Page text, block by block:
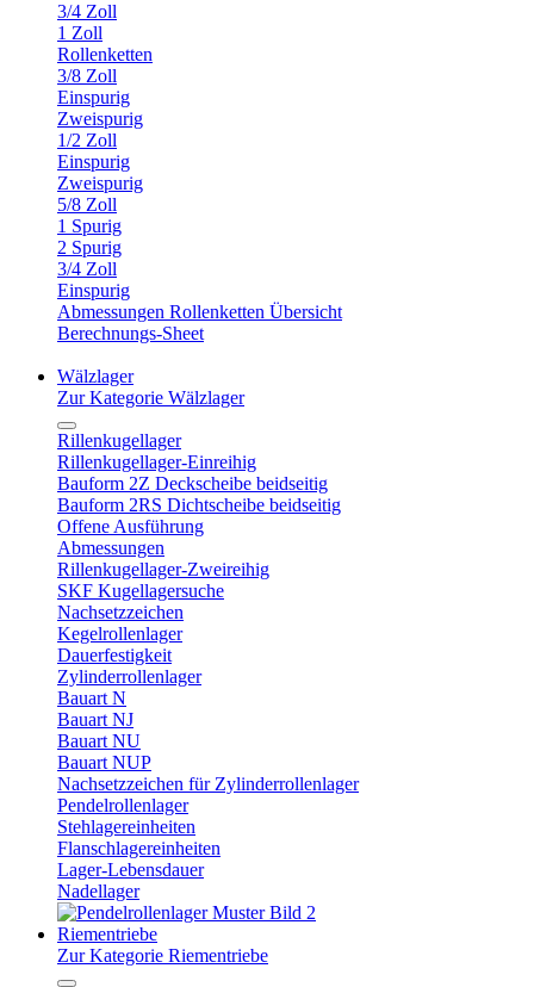
3/4 Zoll
1 Zoll
Rollenketten
3/8 Zoll
Einspurig
Zweispurig
1/2 Zoll
Einspurig
Zweispurig
5/8 Zoll
1 Spurig
2 Spurig
3/4 Zoll
Einspurig
Abmessungen Rollenketten Übersicht
Berechnungs-Sheet
Wälzlager
Zur Kategorie Wälzlager
Rillenkugellager
Rillenkugellager-Einreihig
Bauform 2Z Deckscheibe beidseitig
Bauform 2RS Dichtscheibe beidseitig
Offene Ausführung
Abmessungen
Rillenkugellager-Zweireihig
SKF Kugellagersuche
Nachsetzzeichen
Kegelrollenlager
Dauerfestigkeit
Zylinderrollenlager
Bauart N
Bauart NJ
Bauart NU
Bauart NUP
Nachsetzzeichen für Zylinderrollenlager
Pendelrollenlager
Stehlagereinheiten
Flanschlagereinheiten
Lager-Lebensdauer
Nadellager
Riementriebe
Zur Kategorie Riementriebe